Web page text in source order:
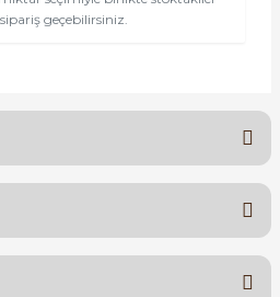
geçebilirsiniz.
yorumu siz yapın!